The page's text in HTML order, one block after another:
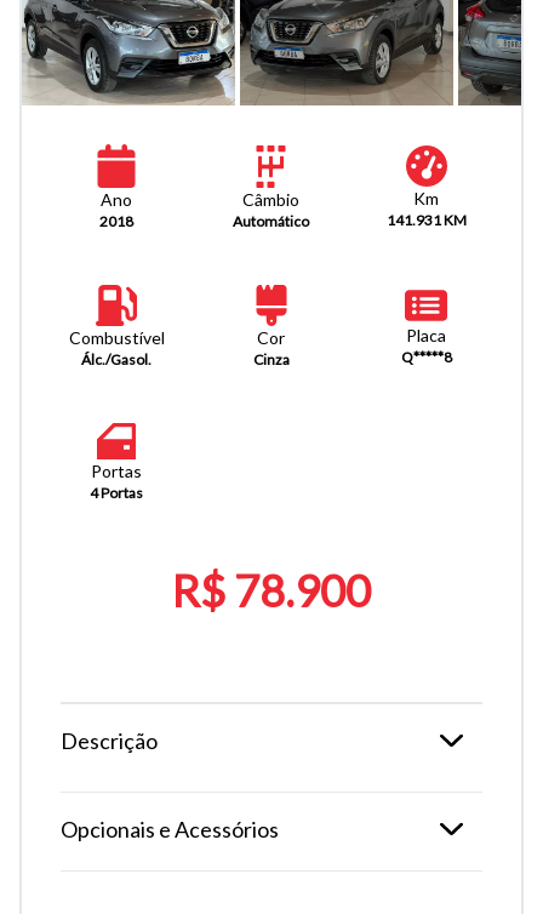
Ano
2018
Câmbio
Automático
Km
141.931 KM
Combustível
Álc./Gasol.
Cor
Cinza
Placa
Q*****8
Portas
4 Portas
R$ 78.900
Descrição
Opcionais e Acessórios